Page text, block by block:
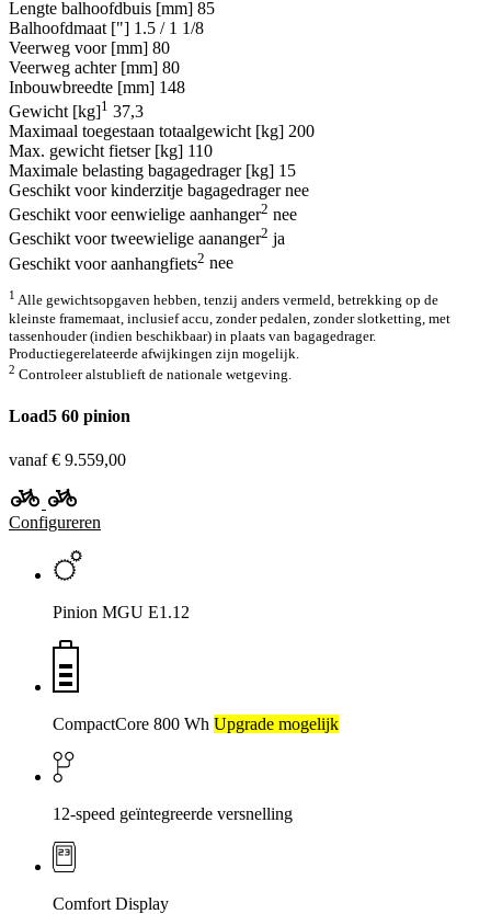
Lengte balhoofdbuis [mm] 85
Balhoofdmaat ["] 1.5 / 1 1/8
Veerweg voor [mm] 80
Veerweg achter [mm] 80
Inbouwbreedte [mm] 148
Gewicht [kg]1 37,3
Maximaal toegestaan totaalgewicht [kg] 200
Max. gewicht fietser [kg] 110
Maximale belasting bagagedrager [kg] 15
Geschikt voor kinderzitje bagagedrager nee
Geschikt voor eenwielige aanhanger2 nee
Geschikt voor tweewielige aananger2 ja
Geschikt voor aanhangfiets2 nee
1 Alle gewichtsopgaven hebben, tenzij anders vermeld, betrekking op de
kleinste framemaat, inclusief accu, zonder pedalen, zonder slotketting, met
tassenhouder (indien beschikbaar) in plaats van bagagedrager.
Productiegerelateerde afwijkingen zijn mogelijk.
2 Controleer alstublieft de nationale wetgeving.
Load5 60 pinion
vanaf € 9.559,00
Configureren
Pinion MGU E1.12
CompactCore 800 Wh Upgrade mogelijk
12-speed geïntegreerde versnelling
Comfort Display